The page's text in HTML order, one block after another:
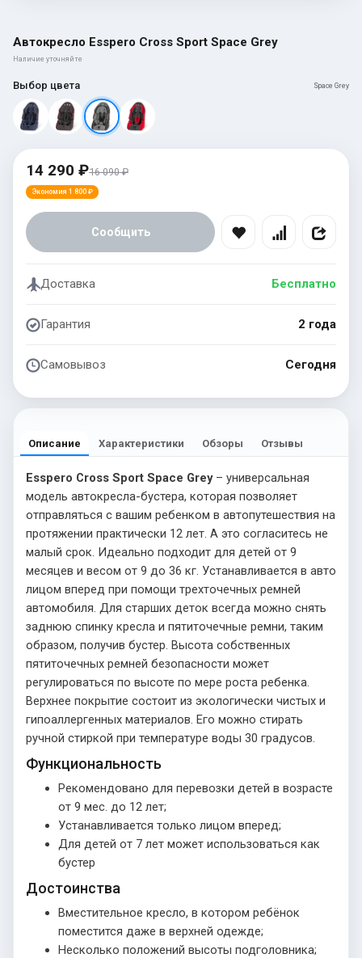
Автокресло Esspero Cross Sport Space Grey
Наличие уточняйте
Выбор цвета Space Grey
14 290 ₽16 090 ₽
Экономия 1 800 ₽
Сообщить
Доставка Бесплатно
Гарантия 2 года
Самовывоз Сегодня
Описание Характеристики Обзоры Отзывы
Esspero Cross Sport Space Grey– универсальная
модель автокресла-бустера, которая позволяет
отправляться с вашим ребенком в автопутешествия на
протяжении практически 12 лет. А это согласитесь не
малый срок. Идеально подходит для детей от 9
месяцев и весом от 9 до 36 кг. Устанавливается в авто
лицом вперед при помощи трехточечных ремней
автомобиля. Для старших деток всегда можно снять
заднюю спинку кресла и пятиточечные ремни, таким
образом, получив бустер. Высота собственных
пятиточечных ремней безопасности может
регулироваться по высоте по мере роста ребенка.
Верхнее покрытие состоит из экологически чистых и
гипоаллергенных материалов. Его можно стирать
ручной стиркой при температуре воды 30 градусов.
Функциональность
Рекомендовано для перевозки детей в возрасте
от 9 мес. до 12 лет;
Устанавливается только лицом вперед;
Для детей от 7 лет может использоваться как
бустер
Достоинства
Вместительное кресло, в котором ребёнок
поместится даже в верхней одежде;
Несколько положений высоты подголовника;